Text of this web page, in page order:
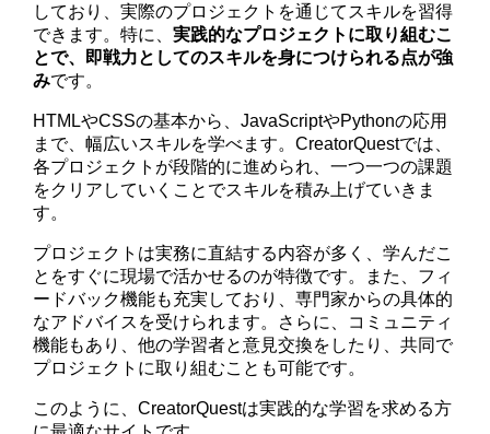
しており、実際のプロジェクトを通じてスキルを習得
できます。特に、実践的なプロジェクトに取り組むこ
とで、即戦力としてのスキルを身につけられる点が強
みです。
HTMLやCSSの基本から、JavaScriptやPythonの応用
まで、幅広いスキルを学べます。CreatorQuestでは、
各プロジェクトが段階的に進められ、一つ一つの課題
をクリアしていくことでスキルを積み上げていきま
す。
プロジェクトは実務に直結する内容が多く、学んだこ
とをすぐに現場で活かせるのが特徴です。また、フィ
ードバック機能も充実しており、専門家からの具体的
なアドバイスを受けられます。さらに、コミュニティ
機能もあり、他の学習者と意見交換をしたり、共同で
プロジェクトに取り組むことも可能です。
このように、CreatorQuestは実践的な学習を求める方